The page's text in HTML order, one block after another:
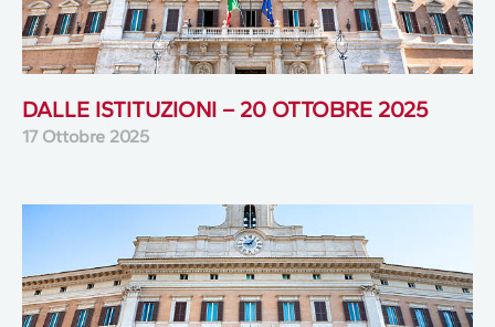
DALLE ISTITUZIONI – 20 OTTOBRE 2025
17 Ottobre 2025